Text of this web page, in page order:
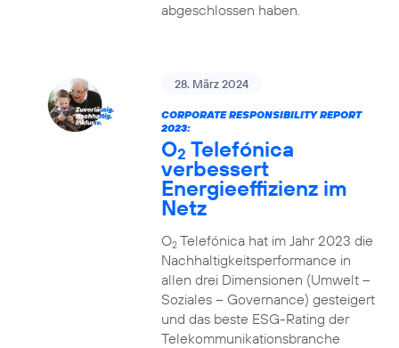
abgeschlossen haben.
28. März 2024
CORPORATE RESPONSIBILITY REPORT
2023:
O2 Telefónica
verbessert
Energieeffizienz im
Netz
O2Telefónica hat im Jahr 2023 die
Nachhaltigkeitsperformance in
allen drei Dimensionen (Umwelt –
Soziales – Governance) gesteigert
und das beste ESG-Rating der
Telekommunikationsbranche